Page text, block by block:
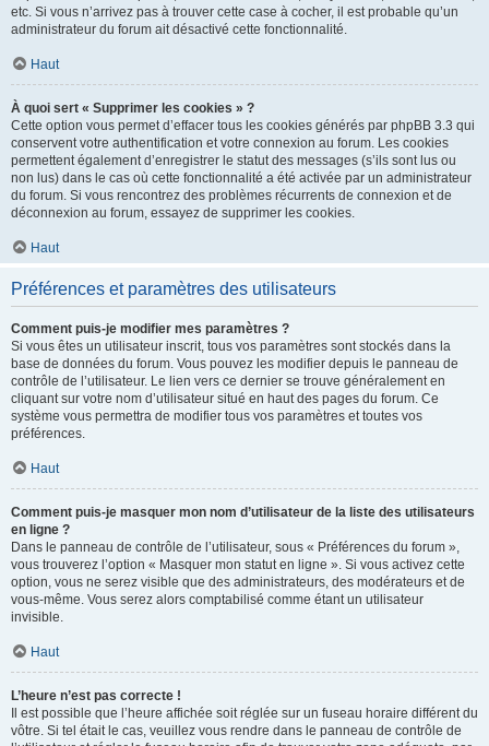
etc. Si vous n’arrivez pas à trouver cette case à cocher, il est probable qu’un
administrateur du forum ait désactivé cette fonctionnalité.
Haut
À quoi sert « Supprimer les cookies » ?
Cette option vous permet d’effacer tous les cookies générés par phpBB 3.3 qui
conservent votre authentification et votre connexion au forum. Les cookies
permettent également d’enregistrer le statut des messages (s’ils sont lus ou
non lus) dans le cas où cette fonctionnalité a été activée par un administrateur
du forum. Si vous rencontrez des problèmes récurrents de connexion et de
déconnexion au forum, essayez de supprimer les cookies.
Haut
Préférences et paramètres des utilisateurs
Comment puis-je modifier mes paramètres ?
Si vous êtes un utilisateur inscrit, tous vos paramètres sont stockés dans la
base de données du forum. Vous pouvez les modifier depuis le panneau de
contrôle de l’utilisateur. Le lien vers ce dernier se trouve généralement en
cliquant sur votre nom d’utilisateur situé en haut des pages du forum. Ce
système vous permettra de modifier tous vos paramètres et toutes vos
préférences.
Haut
Comment puis-je masquer mon nom d’utilisateur de la liste des utilisateurs
en ligne ?
Dans le panneau de contrôle de l’utilisateur, sous « Préférences du forum »,
vous trouverez l’option « Masquer mon statut en ligne ». Si vous activez cette
option, vous ne serez visible que des administrateurs, des modérateurs et de
vous-même. Vous serez alors comptabilisé comme étant un utilisateur
invisible.
Haut
L’heure n’est pas correcte !
Il est possible que l’heure affichée soit réglée sur un fuseau horaire différent du
vôtre. Si tel était le cas, veuillez vous rendre dans le panneau de contrôle de